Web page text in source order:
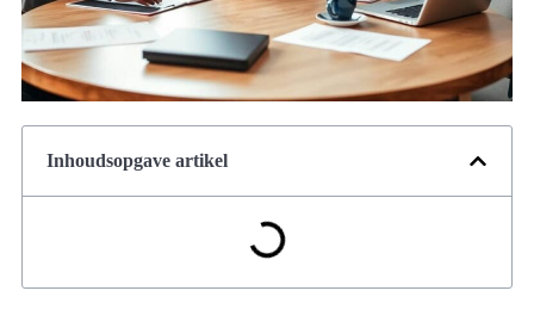
Inhoudsopgave artikel